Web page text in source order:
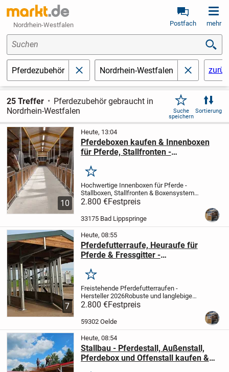
Nordrhein-Westfalen Postfach mehr
Suchen
Pferdezubehör schließenNordrhein-Westfalen schließen
25 Treffer
Pferdezubehör gebraucht in
Nordrhein-Westfalen
Suche
speichern
Sortierung
10
Heute, 13:04
Pferdeboxen kaufen & Innenboxen
für Pferde, Stallfronten -
Merken
Hochwertige Innenboxen für Pferde -
Stallboxen, Stallfronten & Boxensysteme |
Pferdeboxen direkt vom Hersteller.
Hochwertige Innenboxen für Pferde direkt
aus eigener Produktion - die ideale
2.800 €Festpreis
33175 Bad Lippspringe
7
Heute, 08:55
Pferdefutterraufe, Heuraufe für
Pferde & Fressgitter -
Merken
Freistehende Pferdefutterraufen -
Hersteller 2026Robuste und langlebige
freistehende Pferdefutterraufen direkt
vom Hersteller, entwickelt für eine sichere
und effiziente Heufütterung in
2.800 €Festpreis
59302 Oelde
Heute, 08:54
Stallbau - Pferdestall, Außenstall,
Pferdebox und Offenstall kaufen &